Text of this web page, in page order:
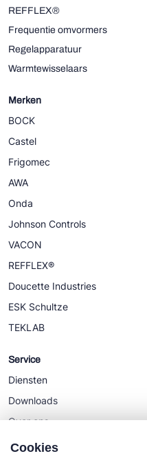
REFFLEX®
Frequentie omvormers
Regelapparatuur
Warmtewisselaars
Merken
BOCK
Castel
Frigomec
AWA
Onda
Johnson Controls
VACON
REFFLEX®
Doucette Industries
ESK Schultze
TEKLAB
Service
Diensten
Downloads
Over ons
Nieuws
Cookies